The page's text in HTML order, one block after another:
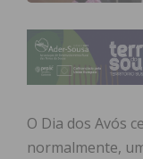
O Dia dos Avós
normalmente,